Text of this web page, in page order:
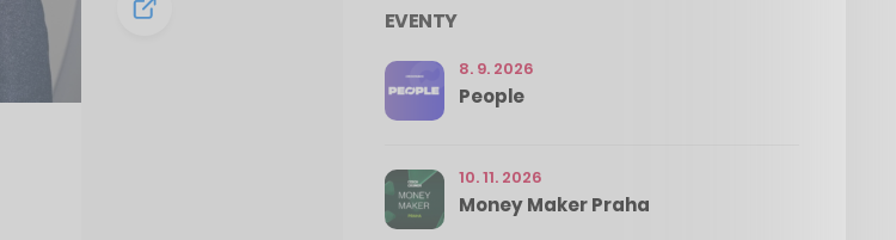
EVENTY
8. 9. 2026
People
10. 11. 2026
Money Maker Praha